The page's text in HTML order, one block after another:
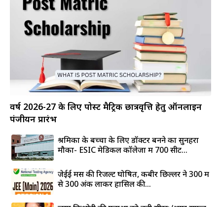
वर्ष 2026-27 के लिए पोस्ट मैट्रिक छात्रवृत्ति हेतु ऑनलाइन
पंजीयन प्रारंभ
श्रमिकों के बच्चों के लिए डॉक्टर बनने का सुनहरा
मौका- ESIC मेडिकल कॉलेजों में 700 सीटें...
जेईई मेंस की रिजल्ट घोषित, कबीर छिल्लर ने 300 में
से 300 अंक लाकर हासिल की...